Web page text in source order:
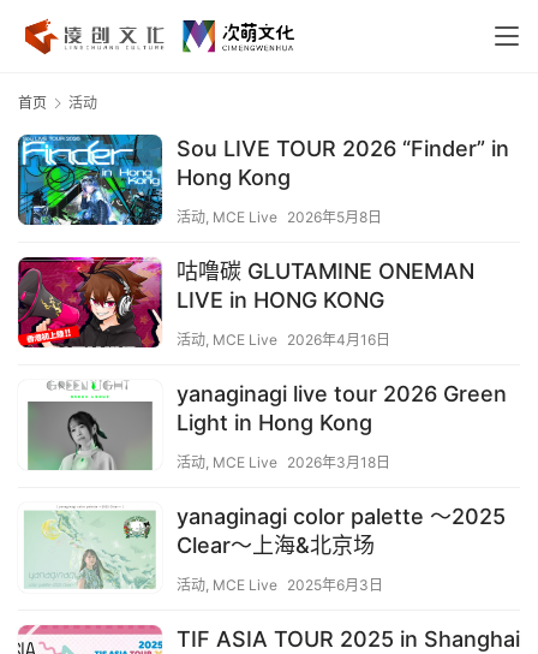
首页 活动
Sou LIVE TOUR 2026 “Finder” in
Hong Kong
活动, MCE Live 2026年5月8日
咕噜碳 GLUTAMINE ONEMAN
LIVE in HONG KONG
活动, MCE Live 2026年4月16日
yanaginagi live tour 2026 Green
Light in Hong Kong
活动, MCE Live 2026年3月18日
yanaginagi color palette 〜2025
Clear〜上海&北京场
活动, MCE Live 2025年6月3日
TIF ASIA TOUR 2025 in Shanghai